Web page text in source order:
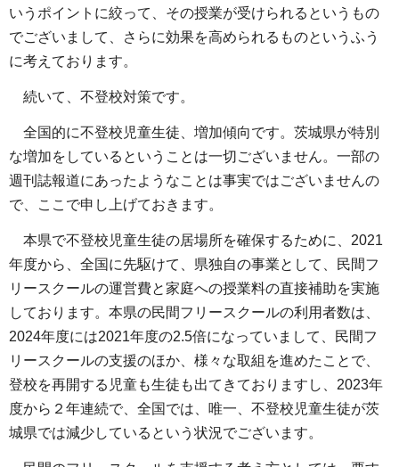
いうポイントに絞って、その授業が受けられるというもの
でございまして、さらに効果を高められるものというふう
に考えております。
続いて、不登校対策です。
全国的に不登校児童生徒、増加傾向です。茨城県が特別
な増加をしているということは一切ございません。一部の
週刊誌報道にあったようなことは事実ではございませんの
で、ここで申し上げておきます。
本県で不登校児童生徒の居場所を確保するために、2021
年度から、全国に先駆けて、県独自の事業として、民間フ
リースクールの運営費と家庭への授業料の直接補助を実施
しております。本県の民間フリースクールの利用者数は、
2024年度には2021年度の2.5倍になっていまして、民間フ
リースクールの支援のほか、様々な取組を進めたことで、
登校を再開する児童も生徒も出てきておりますし、2023年
度から２年連続で、全国では、唯一、不登校児童生徒が茨
城県では減少しているという状況でございます。